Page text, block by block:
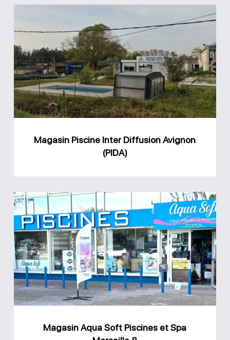
Piscine
Inter
Diffusion
Avignon
(PIDA)
Magasin Piscine Inter Diffusion Avignon
(PIDA)
Magasin
Aqua
Soft
Piscines
et
Spa
Marseille
Magasin Aqua Soft Piscines et Spa